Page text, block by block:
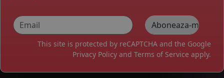
This site is protected by reCAPTCHA and the Google
Privacy Policy and Terms of Service apply.